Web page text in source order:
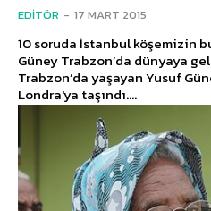
EDITÖR - 17 MART 2015
10 soruda İstanbul köşemizin
Güney Trabzon’da dünyaya gelen ve 14 yaşına kadar
Trabzon’da yaşayan Yusuf
Londra'ya taşındı....